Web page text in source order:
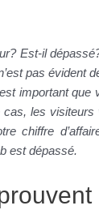
Est-il
pas évident
important
les
chiffre
est dépassé.